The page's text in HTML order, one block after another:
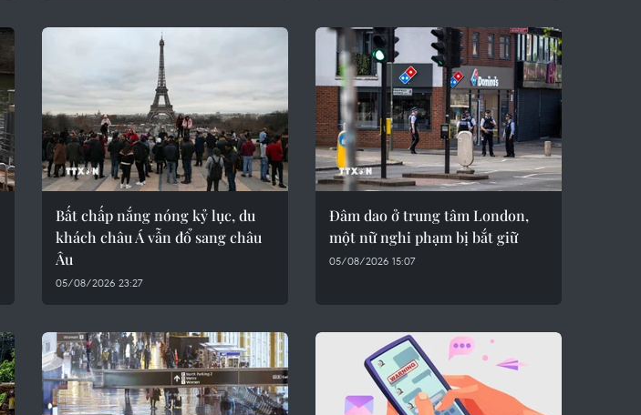
Bất chấp nắng nóng kỷ lục, du
khách châu Á vẫn đổ sang châu
Âu
05/08/2026 23:27
Đâm dao ở trung tâm London,
một nữ nghi phạm bị bắt giữ
05/08/2026 15:07